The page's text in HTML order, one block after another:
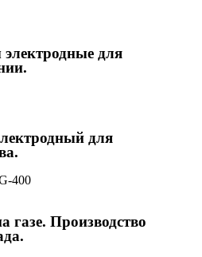
для
для
газе. Производство